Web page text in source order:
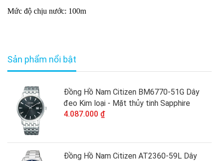
Mức độ chịu nước: 100m
Sản phẩm nổi bật
Đồng Hồ Nam Citizen BM6770-51G Dây
đeo Kim loại - Mặt thủy tinh Sapphire
4.087.000 ₫
Đồng Hồ Nam Citizen AT2360-59L Dây